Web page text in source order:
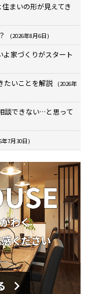
まいの形が見えてき
(2026年8月6日)
よ家づくりがスタート
たいことを解説
(2026年
談できない…と思って
年7月30日)